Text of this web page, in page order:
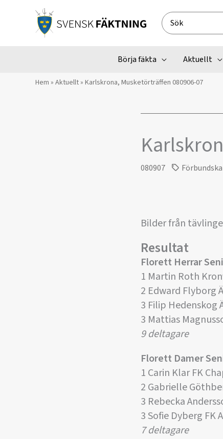
Search
for:
Börja fäkta Aktuellt
Hem » Aktuellt» Karlskrona, Musketörträffen 080906-07
080907
Bilder från
Resultat
Florett Herrar
1 Martin Roth
2 Edward Flyborg
3 Filip Hedenskog
3 Mattias
9 deltagare
Florett Damer
1 Carin Klar FK
2 Gabrielle
3 Rebecka
3 Sofie Dyberg FK
7 deltagare